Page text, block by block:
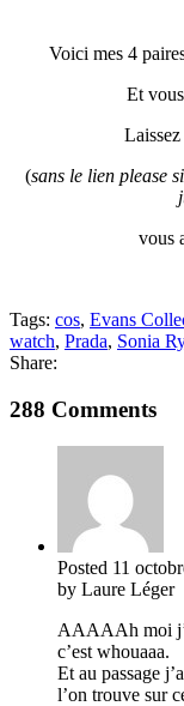
Voici mes 4
Et
(sans le lien please
vous
Tags: cos, Evans
watch, Prada, Sonia
Share:
288 Comments
Posted 11
by Laure Léger
AAAAAh moi
c’est whouaaa.
Et au passage
l’on trouve sur